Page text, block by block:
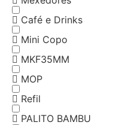
Café e Drinks
Mini Copo
MKF35MM
MOP
Refil
PALITO BAMBU